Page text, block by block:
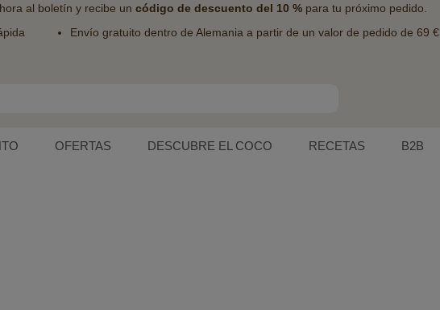
al boletín y recibe un código de descuento del 10 %para tu próximo pedido.
Envío gratuito dentro de Alemania a partir de un valor de pedido de 69 €
OFERTAS DESCUBRE EL COCO RECETAS B2B